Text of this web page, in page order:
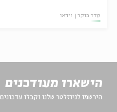
סדר בוקר וידאו
הישארו מעודכנים
הירשמו לניוזלטר שלנו וקבלו